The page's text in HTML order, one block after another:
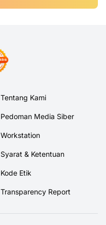
Tentang Kami
Pedoman Media Siber
Workstation
Syarat & Ketentuan
Kode Etik
Transparency Report